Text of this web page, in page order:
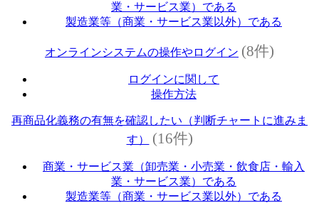
業・サービス業）である
製造業等（商業・サービス業以外）である
オンラインシステムの操作やログイン (8件)
ログインに関して
操作方法
再商品化義務の有無を確認したい（判断チャートに進みま
す）
(16件)
商業・サービス業（卸売業・小売業・飲食店・輸入
業・サービス業）である
製造業等（商業・サービス業以外）である